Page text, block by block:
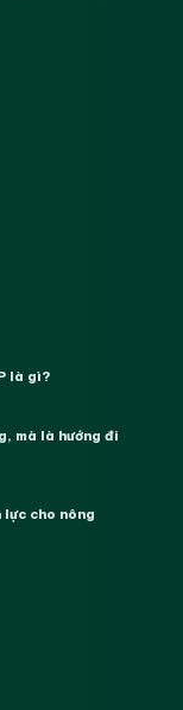
là gì?
mà là hướng đi
lực cho nông